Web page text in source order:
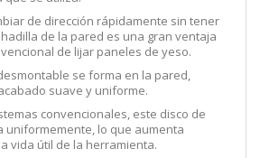
de dirección rápidamente sin tener
de la pared es una gran ventaja
de lijar paneles de yeso.
se forma en la pared,
suave y uniforme.
convencionales, este disco de
uniformemente, lo que aumenta
vida útil de la herramienta.